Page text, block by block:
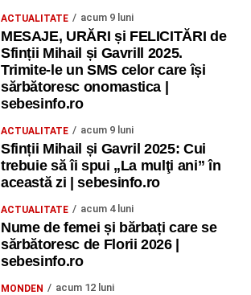
ACTUALITATE acum 9 luni
MESAJE, URĂRI și FELICITĂRI de
Sfinții Mihail și Gavrill 2025.
Trimite-le un SMS celor care își
sărbătoresc onomastica |
sebesinfo.ro
ACTUALITATE acum 9 luni
Sfinții Mihail și Gavril 2025: Cui
trebuie să îi spui „La mulţi ani” în
această zi | sebesinfo.ro
ACTUALITATE acum 4 luni
Nume de femei și bărbați care se
sărbătoresc de Florii 2026 |
sebesinfo.ro
MONDEN acum 12 luni